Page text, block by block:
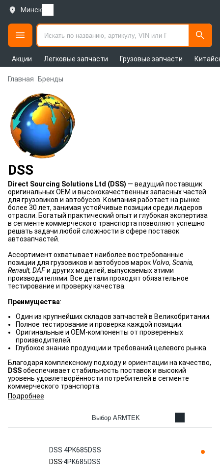
Минск
Акции Легковые запчасти Грузовые запчасти
Главная Бренды
DSS
Direct Sourcing Solutions Ltd (DSS) — ведущий поставщик
оригинальных OEM и высококачественных запасных частей
для грузовиков и автобусов. Компания работает на рынке
более 30 лет, занимая устойчивые позиции среди лидеров
отрасли. Богатый практический опыт и глубокая экспертиза
в сегменте коммерческого транспорта позволяют успешно
решать задачи любой сложности в сфере поставок
автозапчастей.
Ассортимент охватывает наиболее востребованные
позиции для грузовиков и автобусов марок Volvo, Scania,
Renault, DAFи других моделей, выпускаемых этими
производителями. Все детали проходят обязательное
тестирование и проверку качества.
Преимущества:
Один из крупнейших складов запчастей в Великобритании.
Полное тестирование и проверка каждой позиции.
Оригинальные и OEM-компоненты от проверенных
производителей.
Глубокое знание продукции и требований целевого рынка.
Благодаря комплексному подходу и ориентации на качество,
DSSобеспечивает стабильность поставок и высокий
уровень удовлетворённости потребителей в сегменте
коммерческого транспорта.
Подробнее
Выбор ARMTEK
DSS 4PK685DSS
DSS 4PK685DSS